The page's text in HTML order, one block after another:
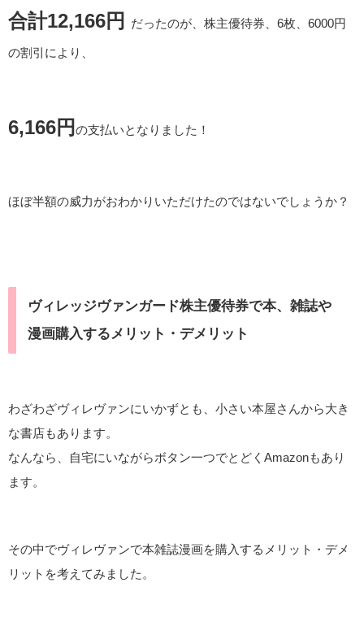
合計12,166円 だったのが、株主優待券、6枚、6000円
の割引により、
6,166円 の支払いとなりました！
ほぼ半額の威力がおわかりいただけたのではないでしょうか？
ヴィレッジヴァンガード株主優待券で本、雑誌や
漫画購入するメリット・デメリット
わざわざヴィレヴァンにいかずとも、小さい本屋さんから大き
な書店もあります。
なんなら、自宅にいながらボタン一つでとどくAmazonもあり
ます。
その中でヴィレヴァンで本雑誌漫画を購入するメリット・デメ
リットを考えてみました。